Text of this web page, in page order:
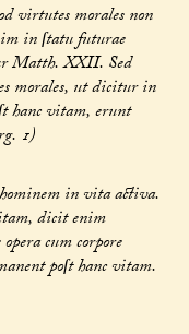
virtutes morales non
in ſtatu futurae
Matth. XXII. Sed
morales, ut dicitur in
hanc vitam, erunt
1)
in vita activa.
dicit enim
cum corpore
poſt hanc vitam.